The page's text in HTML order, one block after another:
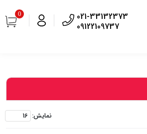
021-33132373
09122109737
0
نمايش: